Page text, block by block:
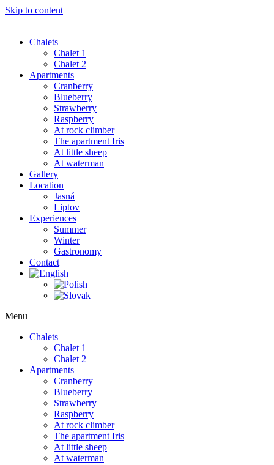
Skip to content
Chalets
Chalet 1
Chalet 2
Apartments
Cranberry
Blueberry
Strawberry
Raspberry
At rock climber
The apartment Iris
At little sheep
At waterman
Gallery
Location
Jasná
Liptov
Experiences
Summer
Winter
Gastronomy
Contact
Menu
Chalets
Chalet 1
Chalet 2
Apartments
Cranberry
Blueberry
Strawberry
Raspberry
At rock climber
The apartment Iris
At little sheep
At waterman